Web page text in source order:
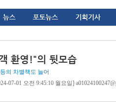
뉴스 포토뉴스 기획기사
환영!"의 뒷모습
의 차별책도 늘어
07-01 오전 9:45:10 월요일]